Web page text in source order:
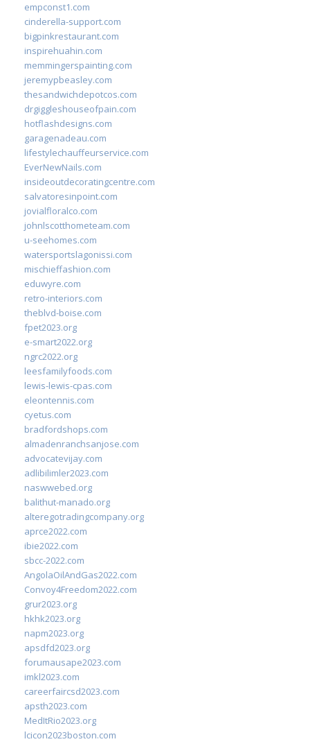
empconst1.com
cinderella-support.com
bigpinkrestaurant.com
inspirehuahin.com
memmingerspainting.com
jeremypbeasley.com
thesandwichdepotcos.com
drgiggleshouseofpain.com
hotflashdesigns.com
garagenadeau.com
lifestylechauffeurservice.com
EverNewNails.com
insideoutdecoratingcentre.com
salvatoresinpoint.com
jovialfloralco.com
johnlscotthometeam.com
u-seehomes.com
watersportslagonissi.com
mischieffashion.com
eduwyre.com
retro-interiors.com
theblvd-boise.com
fpet2023.org
e-smart2022.org
ngrc2022.org
leesfamilyfoods.com
lewis-lewis-cpas.com
eleontennis.com
cyetus.com
bradfordshops.com
almadenranchsanjose.com
advocatevijay.com
adlibilimler2023.com
naswwebed.org
balithut-manado.org
alteregotradingcompany.org
aprce2022.com
ibie2022.com
sbcc-2022.com
AngolaOilAndGas2022.com
Convoy4Freedom2022.com
grur2023.org
hkhk2023.org
napm2023.org
apsdfd2023.org
forumausape2023.com
imkl2023.com
careerfaircsd2023.com
apsth2023.com
MedItRio2023.org
lcicon2023boston.com